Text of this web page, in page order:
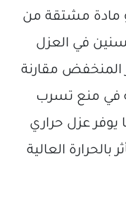
مادة مشتقة من
في العزل
المنخفض مقارنة
في منع تسرب
يوفر عزل حراري
بالحرارة العالية